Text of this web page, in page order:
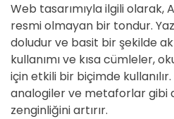
Web tasarımıyla ilgili olarak,
resmi olmayan bir tondur.
doludur ve basit bir şekilde
kullanımı ve kısa cümleler,
için etkili bir biçimde
analogiler ve metaforlar gibi
zenginliğini artırır.